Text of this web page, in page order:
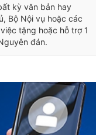
kỳ văn bản hay
Bộ Nội vụ hoặc các
tặng hoặc hỗ trợ 1
đán.